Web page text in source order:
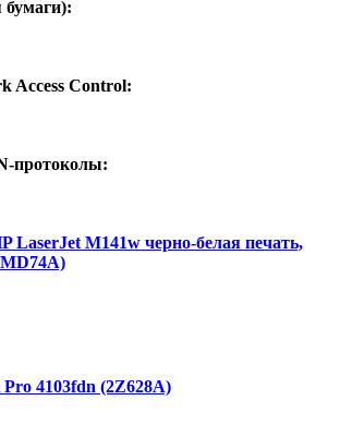
Access Control:
протоколы:
M141w черно-белая печать,
4103fdn (2Z628A)